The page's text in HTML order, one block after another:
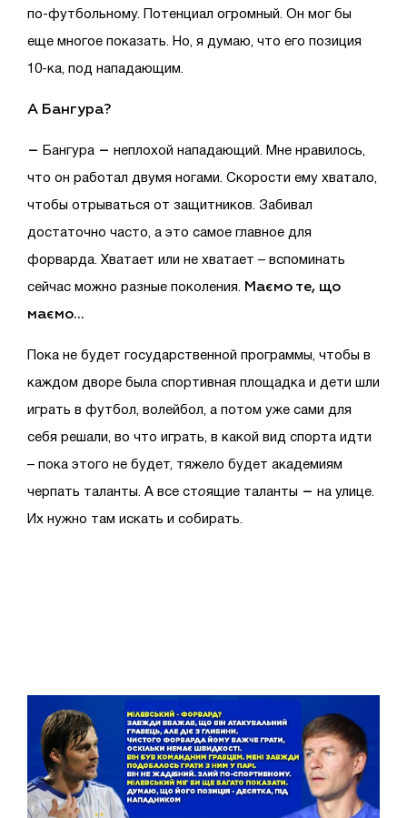
по-футбольному. Потенциал огромный. Он мог бы
еще многое показать. Но, я думаю, что его позиция
10-ка, под нападающим.
А Бангура?
– Бангура – неплохой нападающий. Мне нравилось,
что он работал двумя ногами. Скорости ему хватало,
чтобы отрываться от защитников. Забивал
достаточно часто, а это самое главное для
форварда. Хватает или не хватает – вспоминать
сейчас можно разные поколения.
Маємо те, що
маємо…
Пока не будет государственной программы, чтобы в
каждом дворе была спортивная площадка и дети шли
играть в футбол, волейбол, а потом уже сами для
себя решали, во что играть, в какой вид спорта идти
– пока этого не будет, тяжело будет академиям
черпать таланты. А все стоящие таланты – на улице.
Их нужно там искать и собирать.